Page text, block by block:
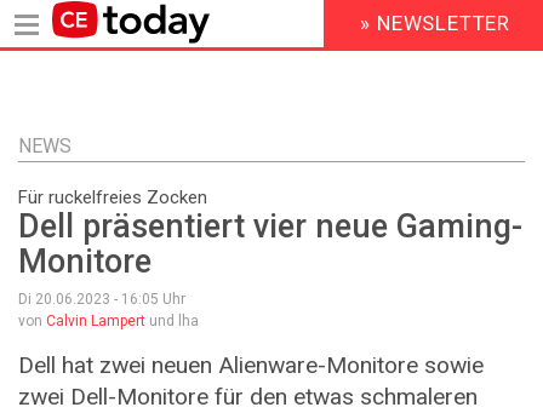
Inhalt
HEADER
MENU
» NEWSLETTER
NEWS
Für ruckelfreies Zocken
Dell präsentiert vier neue Gaming-
Monitore
Di 20.06.2023 - 16:05 Uhr
von Calvin Lampert und lha
Dell hat zwei neuen Alienware-Monitore sowie
zwei Dell-Monitore für den etwas schmaleren